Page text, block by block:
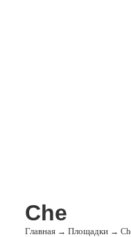
Che
Главная → Площадки →